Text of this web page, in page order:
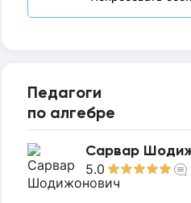
Педагоги
по алгебре
Сарвар
5.0